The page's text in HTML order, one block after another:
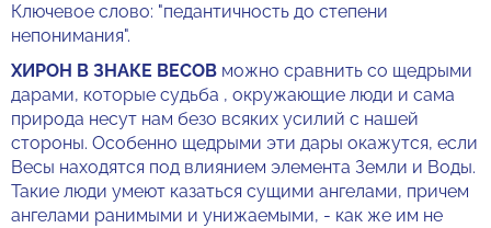
Ключевое слово: "педантичность до степени
непонимания".
ХИРОН В ЗНАКЕ ВЕСОВ можно сравнить со щедрыми
дарами, которые судьба , окружающие люди и сама
природа несут нам безо всяких усилий с нашей
стороны. Особенно щедрыми эти дары окажутся, если
Весы находятся под влиянием элемента Земли и Воды.
Такие люди умеют казаться сущими ангелами, причем
ангелами ранимыми и унижаемыми, - как же им не